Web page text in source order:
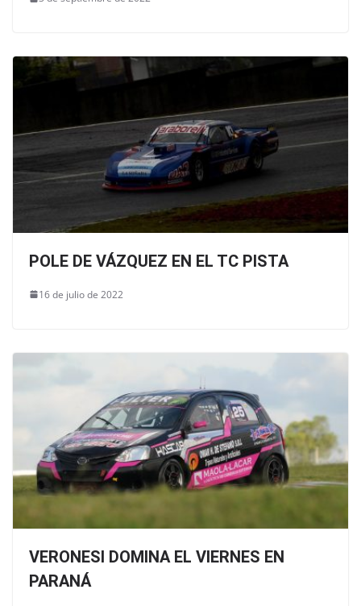
POLE DE VÁZQUEZ EN EL TC PISTA
16 de julio de 2022
VERONESI DOMINA EL VIERNES EN
PARANÁ